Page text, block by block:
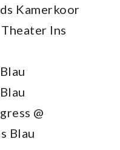
Kamerkoor
Ins
@
Blau